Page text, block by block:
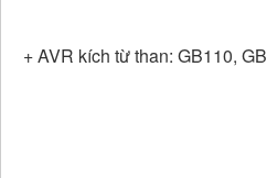
+ AVR kích từ than: GB110,